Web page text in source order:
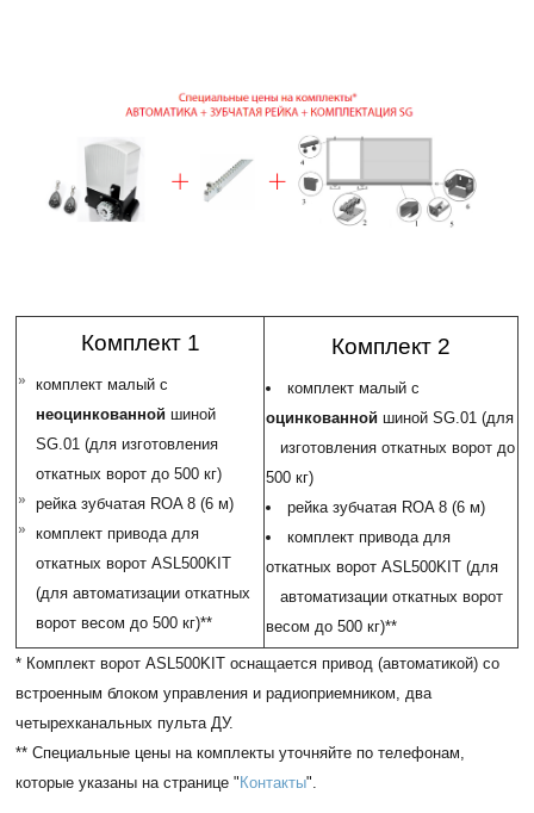
Комплект 1
комплект малый с
неоцинкованной шиной
SG.01 (для изготовления
откатных ворот до 500 кг)
рейка зубчатая ROA 8 (6 м)
комплект привода для
откатных ворот ASL500KIT
(для автоматизации откатных
ворот весом до 500 кг)**
Комплект 2
комплект малый с
оцинкованной шиной SG.01 (для
изготовления откатных ворот до
500 кг)
рейка зубчатая ROA 8 (6 м)
комплект привода для
откатных ворот ASL500KIT (для
автоматизации откатных ворот
весом до 500 кг)**
* Комплект ворот ASL500KIT оснащается привод (автоматикой) со
встроенным блоком управления и радиоприемником, два
четырехканальных пульта ДУ.
** Специальные цены на комплекты уточняйте по телефонам,
которые указаны на странице "Контакты".